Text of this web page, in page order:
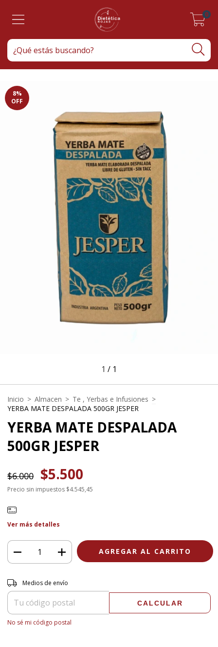
0
8%
OFF
1 / 1
Inicio > Almacen > Te , Yerbas e Infusiones >
YERBA MATE DESPALADA 500GR JESPER
YERBA MATE DESPALADA
500GR JESPER
$6.000 $5.500
Precio sin impuestos $4.545,45
Ver más detalles
Entregas para el CP:
Medios de envío
CALCULAR
No sé mi código postal